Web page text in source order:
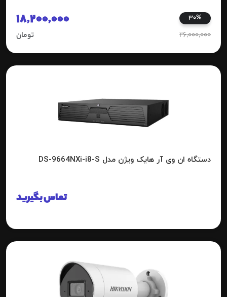
30%
26,000,000
18,200,000
تومان
دستگاه ان وی آر هایک ویژن مدل DS-9664NXi-i8-S
تماس بگیرید